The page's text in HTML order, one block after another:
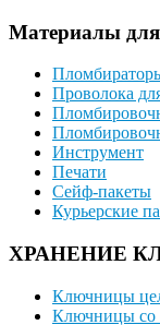
Материалы
Проволока
Инструмент
Печати
Сейф-пакеты
Курьерские
ХРАНЕНИЕ
Ключницы
Ключницы со